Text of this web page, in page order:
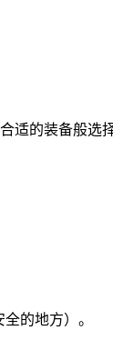
适的装备般选
的地方）。